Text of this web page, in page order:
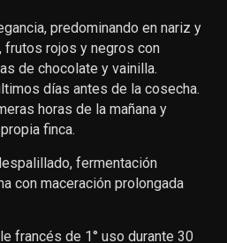
predominando en nariz y
frutos rojos y negros con
de chocolate y vainilla.
días antes de la cosecha.
horas de la mañana y
finca.
fermentación
con maceración prolongada
francés de 1° uso durante 30